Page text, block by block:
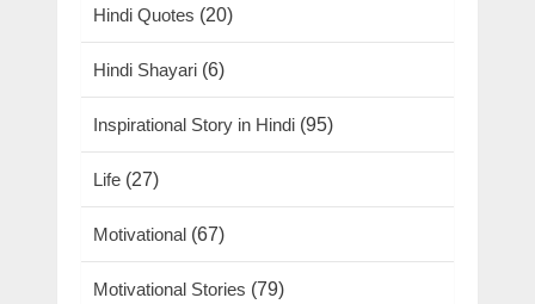
Hindi Quotes (20)
Hindi Shayari (6)
Inspirational Story in Hindi (95)
Life (27)
Motivational (67)
Motivational Stories (79)